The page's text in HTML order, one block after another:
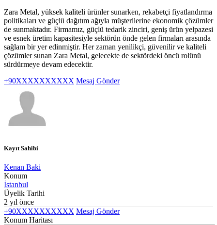
Zara Metal, yüksek kaliteli ürünler sunarken, rekabetçi fiyatlandırma
politikaları ve güçlü dağıtım ağıyla müşterilerine ekonomik çözümler
de sunmaktadır. Firmamız, güçlü tedarik zinciri, geniş ürün yelpazesi
ve esnek üretim kapasitesiyle sektörün önde gelen firmaları arasında
sağlam bir yer edinmiştir. Her zaman yenilikçi, güvenilir ve kaliteli
çözümler sunan Zara Metal, gelecekte de sektördeki öncü rolünü
sürdürmeye devam edecektir.
+90XXXXXXXXXX Mesaj Gönder
Kayıt Sahibi
Kenan Baki
Konum
İstanbul
Üyelik Tarihi
2 yıl önce
+90XXXXXXXXXX Mesaj Gönder
Konum Haritası